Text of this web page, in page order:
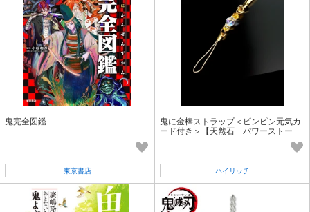
鬼完全図鑑
東京書店
鬼に金棒ストラップ＜ピンピン元気カ
ード付き＞【天然石 パワーストー
ハイリッチ